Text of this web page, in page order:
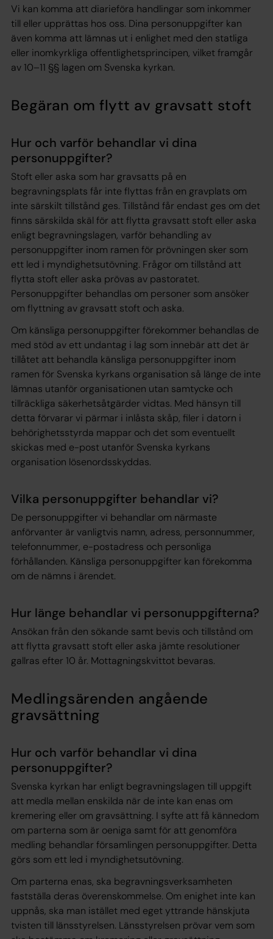
Vi kan komma att diarieföra handlingar som inkommer
till eller upprättas hos oss. Dina personuppgifter kan
även komma att lämnas ut i enlighet med den statliga
eller inomkyrkliga offentlighetsprincipen, vilket framgår
av 10–11 §§ lagen om Svenska kyrkan.
Begäran om flytt av gravsatt stoft
Hur och varför behandlar vi dina
personuppgifter?
Stoft eller aska som har gravsatts på en
begravningsplats får inte flyttas från en gravplats om
inte särskilt tillstånd ges. Tillstånd får endast ges om det
finns särskilda skäl för att flytta gravsatt stoft eller aska
enligt begravningslagen, varför behandling av
personuppgifter inom ramen för prövningen sker som
ett led i myndighetsutövning. Frågor om tillstånd att
flytta stoft eller aska prövas av pastoratet.
Personuppgifter behandlas om personer som ansöker
om flyttning av gravsatt stoft och aska.
Om känsliga personuppgifter förekommer behandlas de
med stöd av ett undantag i lag som innebär att det är
tillåtet att behandla känsliga personuppgifter inom
ramen för Svenska kyrkans organisation så länge de inte
lämnas utanför organisationen utan samtycke och
tillräckliga säkerhetsåtgärder vidtas. Med hänsyn till
detta förvarar vi pärmar i inlåsta skåp, filer i datorn i
behörighetsstyrda mappar och det som eventuellt
skickas med e-post utanför Svenska kyrkans
organisation lösenordsskyddas.
Vilka personuppgifter behandlar vi?
De personuppgifter vi behandlar om närmaste
anförvanter är vanligtvis namn, adress, personnummer,
telefonnummer, e-postadress och personliga
förhållanden. Känsliga personuppgifter kan förekomma
om de nämns i ärendet.
Hur länge behandlar vi personuppgifterna?
Ansökan från den sökande samt bevis och tillstånd om
att flytta gravsatt stoft eller aska jämte resolutioner
gallras efter 10 år. Mottagningskvittot bevaras.
Medlingsärenden angående
gravsättning
Hur och varför behandlar vi dina
personuppgifter?
Svenska kyrkan har enligt begravningslagen till uppgift
att medla mellan enskilda när de inte kan enas om
kremering eller om gravsättning. I syfte att få kännedom
om parterna som är oeniga samt för att genomföra
medling behandlar församlingen personuppgifter. Detta
görs som ett led i myndighetsutövning.
Om parterna enas, ska begravningsverksamheten
fastställa deras överenskommelse. Om enighet inte kan
uppnås, ska man istället med eget yttrande hänskjuta
tvisten till länsstyrelsen. Länsstyrelsen prövar vem som